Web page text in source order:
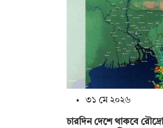
৩১ মে ২০২৬
চারদিন দেশে থাকবে